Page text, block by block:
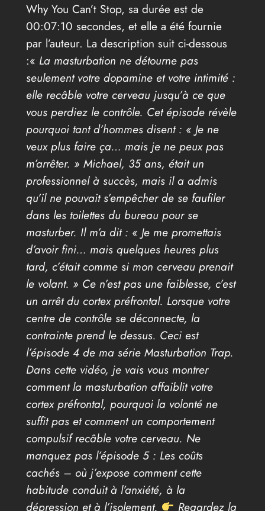
Why You Can’t Stop, sa durée est de
00:07:10 secondes, et elle a été fournie
par l’auteur. La description suit ci-dessous
:« La masturbation ne détourne pas
seulement votre dopamine et votre intimité :
elle recâble votre cerveau jusqu’à ce que
vous perdiez le contrôle. Cet épisode révèle
pourquoi tant d’hommes disent : « Je ne
veux plus faire ça… mais je ne peux pas
m’arrêter. » Michael, 35 ans, était un
professionnel à succès, mais il a admis
qu’il ne pouvait s’empêcher de se faufiler
dans les toilettes du bureau pour se
masturber. Il m’a dit : « Je me promettais
d’avoir fini… mais quelques heures plus
tard, c’était comme si mon cerveau prenait
le volant. » Ce n’est pas une faiblesse, c’est
un arrêt du cortex préfrontal. Lorsque votre
centre de contrôle se déconnecte, la
contrainte prend le dessus. Ceci est
l’épisode 4 de ma série Masturbation Trap.
Dans cette vidéo, je vais vous montrer
comment la masturbation affaiblit votre
cortex préfrontal, pourquoi la volonté ne
suffit pas et comment un comportement
compulsif recâble votre cerveau. Ne
manquez pas l’épisode 5 : Les coûts
cachés – où j’expose comment cette
habitude conduit à l’anxiété, à la
dépression et à l’isolement.
Regardez la